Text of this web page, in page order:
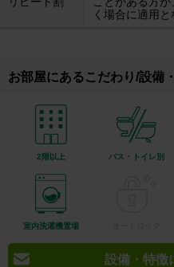
く場合に適用と
お部屋にあるこだわり/設備
2階以上 バス・トイレ別
室内洗濯機置場
設備・特徴